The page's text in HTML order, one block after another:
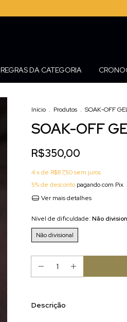
REGRAS DA CATEGORIA
Início . Produtos . SOAK-OFF
SOAK-OFF
R$350,00
4x de R$87,50sem juros
5% de desconto pagando com Pix
Ver mais detalhes
Nível de dificuldade: Não
Não divisional
Descrição